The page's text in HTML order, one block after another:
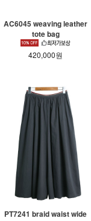
AC6045 weaving leather
tote bag
420,000원
PT7241 braid waist wide